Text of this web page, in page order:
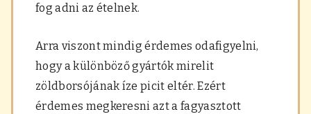
fog adni az ételnek.
Arra viszont mindig érdemes odafigyelni,
hogy a különböző gyártók mirelit
zöldborsójának íze picit eltér. Ezért
érdemes megkeresni azt a fagyasztott